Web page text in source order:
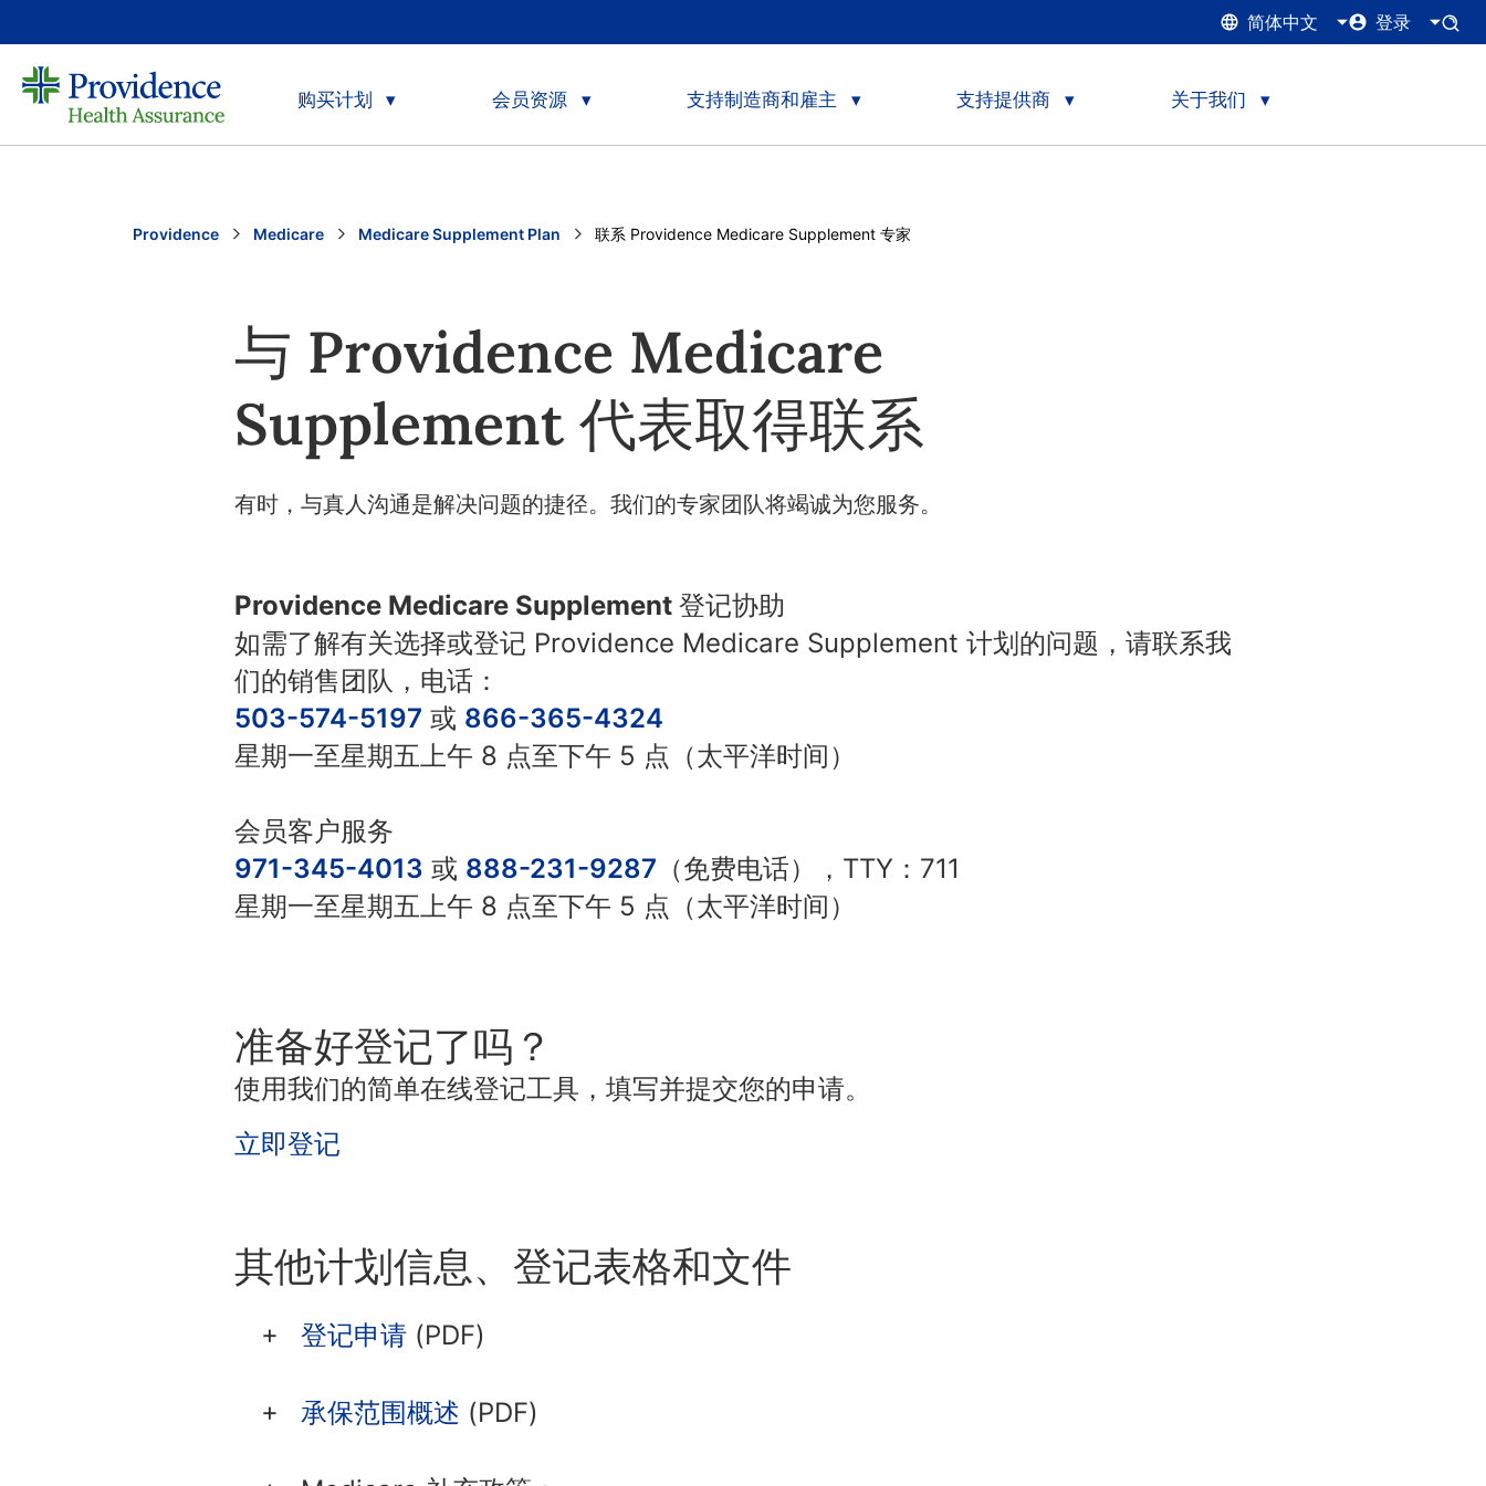
简体中文 登录
购买计划 会员资源 支持制造商和雇主 支持提供商 关于我们
Providence Medicare Medicare Supplement Plan Current:
联系 Providence Medicare Supplement 专家
与 Providence Medicare
Supplement 代表取得联系
有时，与真人沟通是解决问题的捷径。我们的专家团队将竭诚为您服务。
Providence Medicare Supplement 登记协助
如需了解有关选择或登记 Providence Medicare Supplement 计划的问题，请联系我
们的销售团队，电话：
503-574-5197 或 866-365-4324
星期一至星期五上午 8 点至下午 5 点（太平洋时间）
会员客户服务
971-345-4013 或 888-231-9287 （免费电话），TTY：711
星期一至星期五上午 8 点至下午 5 点（太平洋时间）
准备好登记了吗？
使用我们的简单在线登记工具，填写并提交您的申请。
立即登记
其他计划信息、登记表格和文件
登记申请 (PDF)
承保范围概述 (PDF)